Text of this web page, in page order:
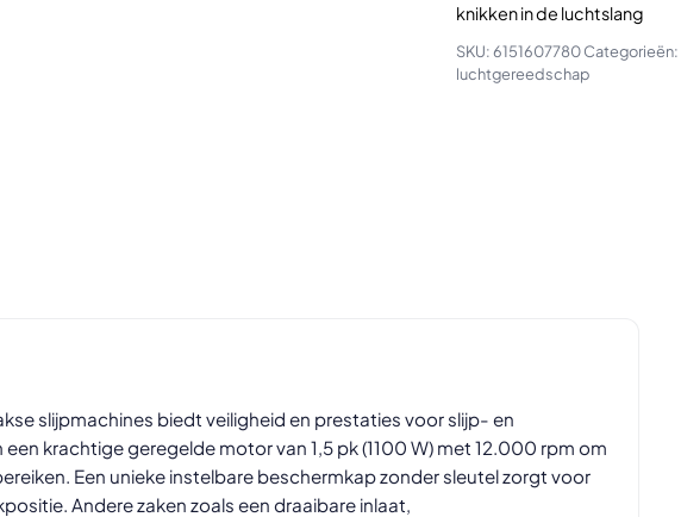
knikken in de luchtslang
SKU:6151607780 Categorieën:
luchtgereedschap
slijpmachines biedt veiligheid en prestaties voor slijp- en
krachtige geregelde motor van 1,5 pk (1100 W) met 12.000 rpm om
Een unieke instelbare beschermkap zonder sleutel zorgt voor
Andere zaken zoals een draaibare inlaat,